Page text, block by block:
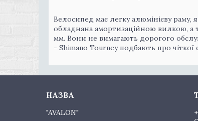
Велосипед має легку алюмінієву раму,
обладнана амортизаційною вилкою, а
мм. Вони не вимагають дорогого
- Shimano Tourney подбають про чіткої
"AVALON"